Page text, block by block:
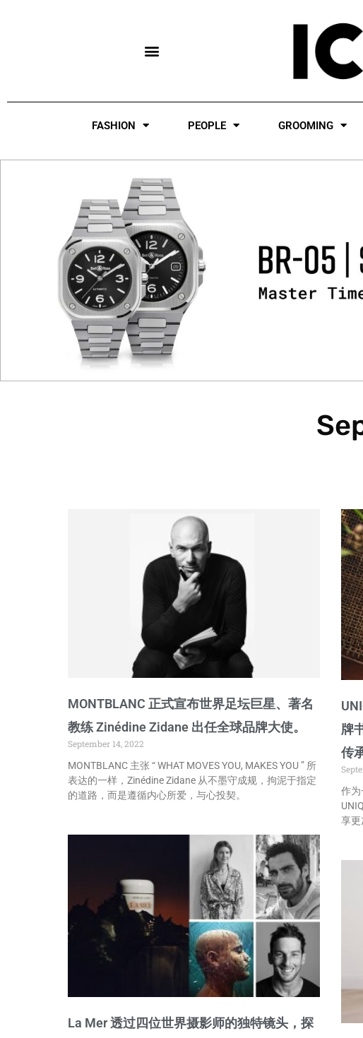
FASHION PEOPLE GROOMING
MONTBLANC 正式宣布世界足坛巨星、著名
教练 Zinédine Zidane 出任全球品牌大使。
September 14, 2022
MONTBLANC 主张 “ WHAT MOVES YOU, MAKES YOU ” 所
表达的一样，Zinédine Zidane 从不墨守成规，拘泥于指定
的道路，而是遵循内心所爱，与心投契。
牌
传
作为
享更
La Mer 透过四位世界摄影师的独特镜头，探